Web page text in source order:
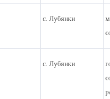
с. Лубянки
с. Лубянки